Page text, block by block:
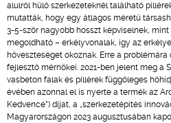
alulról hűlő szerkezeteknél található
mutatták, hogy egy átlagos méretű
3-5-ször nagyobb hosszt képviselnek,
megoldható – erkélyvonalak, így az
hőveszteséget okoznak. Erre a
fejlesztő mérnökei. 2021-ben jelent meg a
vasbeton falak és pillérek függőleges
évében azonnal el is nyerte a termék az
Kedvence”) díjat, a „szerkezetépítés
Magyarországon 2023 augusztusában